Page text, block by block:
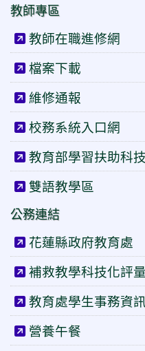
教師專區
教師在職進修網
檔案下載
維修通報
校務系統入口網
教育部學習扶助科
雙語教學區
公務連結
花蓮縣政府教育處
補救教學科技化評量
教育處學生事務資
營養午餐